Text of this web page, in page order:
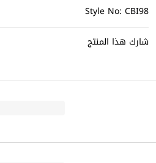
Style No: CBI98
شارك هذا المنتج